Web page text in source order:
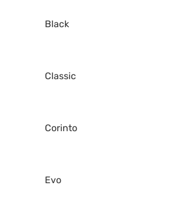
Black
Classic
Corinto
Evo